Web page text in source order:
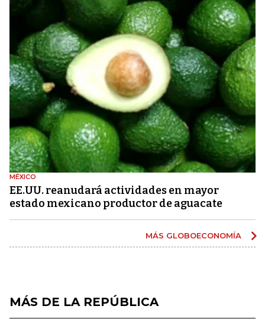
MÉXICO
EE.UU. reanudará actividades en mayor
estado mexicano productor de aguacate
MÁS GLOBOECONOMÍA
MÁS DE LA REPÚBLICA